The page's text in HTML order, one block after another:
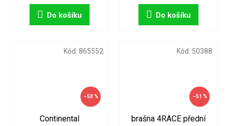
Do košíku Do košíku
–50 %
Continental
Kód: 865552
–51 %
brašna 4RACE přední
Kód: 50388